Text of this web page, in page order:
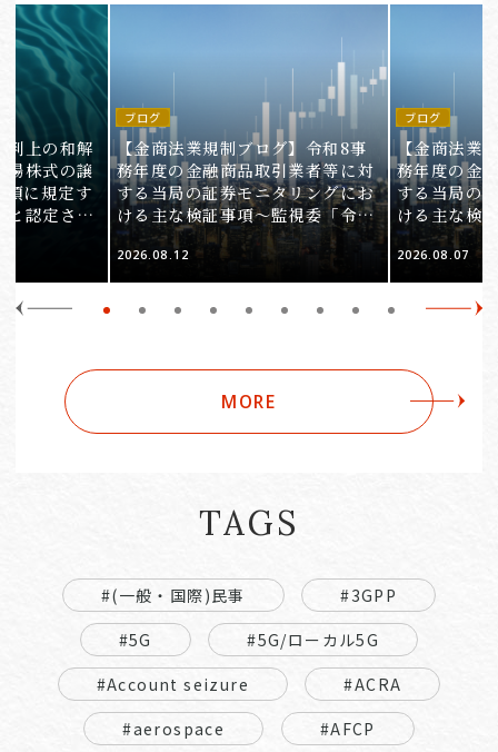
判上の和解
場株式の譲
に規定す
と認定され
ブログ
【金商法業規制ブログ】令和8事
務年度の金融商品取引業者等に対
する当局の証券モニタリングにお
ける主な検証事項～監視委「令和
8事務年度 証券モニタリング基本
方針」の解説～（第2回）
2026.08.12
ブログ
【金商法業
務年度の金
する当局の
ける主な検
8事務年度
方針」の解
2026.08.07
MORE
TAGS
#(一般・国際)民事
#3GPP
#5G
#5G/ローカル5G
#Account seizure
#ACRA
#aerospace
#AFCP